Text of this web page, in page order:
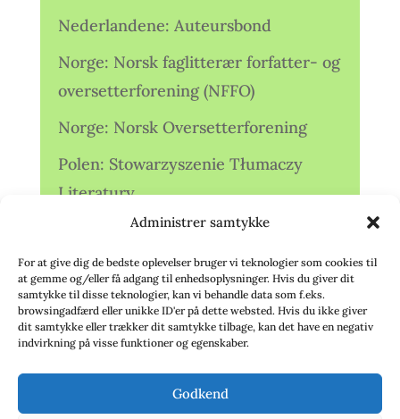
Administrer samtykke
For at give dig de bedste oplevelser bruger vi teknologier som cookies til
at gemme og/eller få adgang til enhedsoplysninger. Hvis du giver dit
samtykke til disse teknologier, kan vi behandle data som f.eks.
browsingadfærd eller unikke ID'er på dette websted. Hvis du ikke giver
dit samtykke eller trækker dit samtykke tilbage, kan det have en negativ
indvirkning på visse funktioner og egenskaber.
Godkend
Nederlandene: Auteursbond
Norge: Norsk faglitterær forfatter- og
oversetterforening (NFFO)
Norge: Norsk Oversetterforening
Polen: Stowarzyszenie Tłumaczy
Literatury
Storbritannien: Translators
Association (TA)
Sverige: Översättarsektionen (Ö.)
Sverige: Översättarcentrum (ÖC)
deutschsprachiger Übersetzer (VdÜ)